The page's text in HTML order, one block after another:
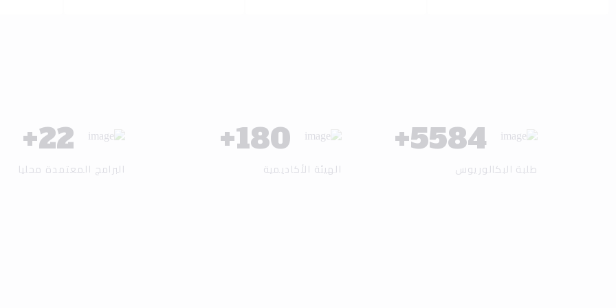
6137
+
طلبة البكالوريوس
200
+
الهيئة الأكاديمية
25
+
البرامج المعتمدة محليا